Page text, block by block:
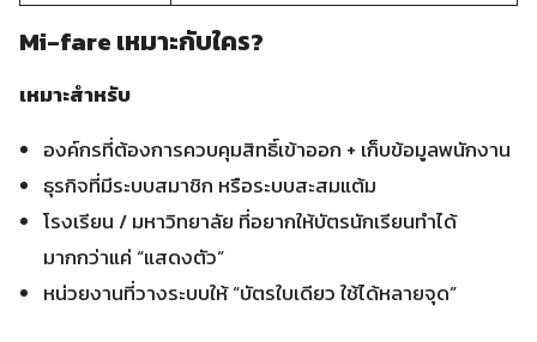
Mi-fare เหมาะกับใคร?
เหมาะสำหรับ
องค์กรที่ต้องการควบคุมสิทธิ์เข้าออก + เก็บข้อมูลพนักงาน
ธุรกิจที่มีระบบสมาชิก หรือระบบสะสมแต้ม
โรงเรียน / มหาวิทยาลัย ที่อยากให้บัตรนักเรียนทำได้
มากกว่าแค่ “แสดงตัว”
หน่วยงานที่วางระบบให้ “บัตรใบเดียว ใช้ได้หลายจุด”